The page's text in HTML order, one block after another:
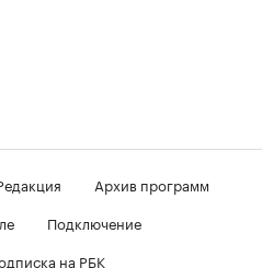
Архив программ
Подключение
на РБК